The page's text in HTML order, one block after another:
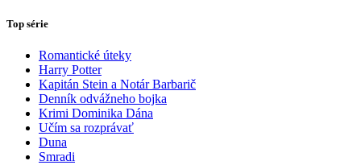
Top série
Romantické úteky
Harry Potter
Kapitán Stein a Notár Barbarič
Denník odvážneho bojka
Krimi Dominika Dána
Učím sa rozprávať
Duna
Smradi